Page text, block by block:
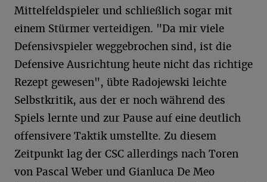
Mittelfeldspieler und schließlich sogar mit
einem Stürmer verteidigen. "Da mir viele
Defensivspieler weggebrochen sind, ist die
Defensive Ausrichtung heute nicht das richtige
Rezept gewesen", übte Radojewski leichte
Selbstkritik, aus der er noch während des
Spiels lernte und zur Pause auf eine deutlich
offensivere Taktik umstellte. Zu diesem
Zeitpunkt lag der CSC allerdings nach Toren
von Pascal Weber und Gianluca De Meo